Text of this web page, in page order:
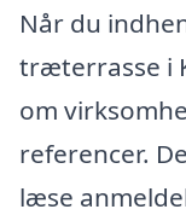
Når du
træterrasse i
om
referencer.
læse